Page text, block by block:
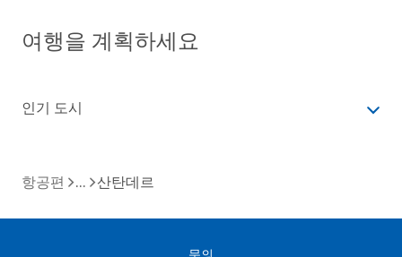
여행을 계획하세요
인기 도시
항공편 산탄데르